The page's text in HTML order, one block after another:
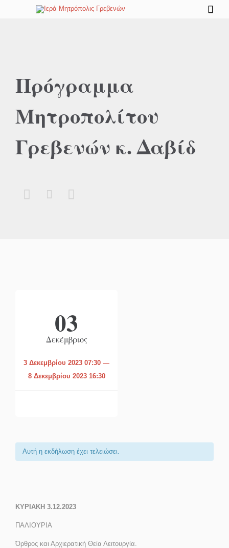

Πρόγραμμα
Μητροπολίτου
Γρεβενών κ. Δαβίδ
  
03
Δεκέμβριος
3 Δεκεμβρίου 2023 07:30 —
8 Δεκεμβρίου 2023 16:30
Αυτή η εκδήλωση έχει τελειώσει.
ΚΥΡΙΑΚΗ 3.12.2023
ΠΑΛΙΟΥΡΙΑ
Όρθρος και Αρχιερατική Θεία Λειτουργία.